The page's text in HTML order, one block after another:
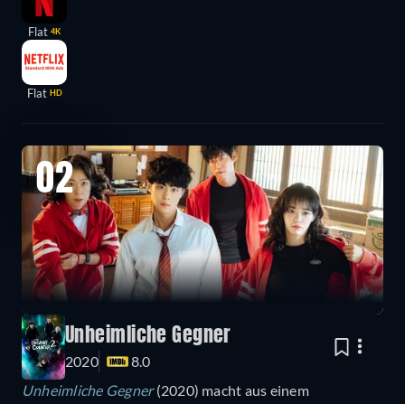
Flat 4K
Flat HD
02
Unheimliche Gegner
2020
8.0
Unheimliche Gegner (2020) macht aus einem